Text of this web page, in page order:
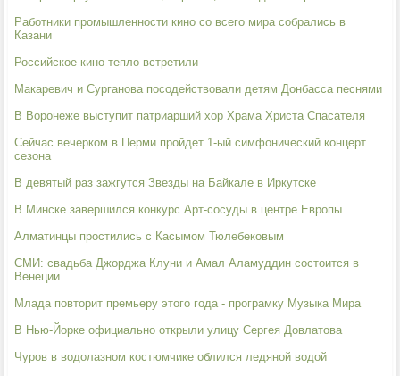
Работники промышленности кино со всего мира собрались в
Казани
Российское кино тепло встретили
Макаревич и Сурганова посодействовали детям Донбасса песнями
В Воронеже выступит патриарший хор Храма Христа Спасателя
Сейчас вечерком в Перми пройдет 1-ый симфонический концерт
сезона
В девятый раз зажгутся Звезды на Байкале в Иркутске
В Минске завершился конкурс Арт-сосуды в центре Европы
Алматинцы простились с Касымом Тюлебековым
СМИ: свадьба Джорджа Клуни и Амал Аламуддин состоится в
Венеции
Млада повторит премьеру этого года - програмку Музыка Мира
В Нью-Йорке официально открыли улицу Сергея Довлатова
Чуров в водолазном костюмчике облился ледяной водой